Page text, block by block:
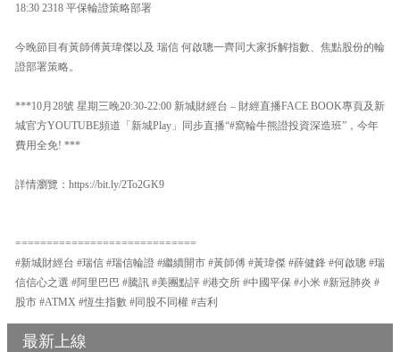
18:30 2318 平保輪證策略部署
今晚節目有黃師傅黃瑋傑以及 瑞信 何啟聰一齊同大家拆解指數、焦點股份的輪
證部署策略。
***10月28號 星期三晚20:30-22:00 新城財經台 – 財經直播FACE BOOK專頁及新
城官方YOUTUBE頻道「新城Play」同步直播“#窩輪牛熊證投資深造班”，今年
費用全免! ***
詳情瀏覽：https://bit.ly/2To2GK9
=============================
#新城財經台 #瑞信 #瑞信輪證 #繼續開市 #黃師傅 #黃瑋傑 #薛健鋒 #何啟聰 #瑞
信信心之選 #阿里巴巴 #騰訊 #美團點評 #港交所 #中國平保 #小米 #新冠肺炎 #
股市 #ATMX #恆生指數 #同股不同權 #吉利
最新上線